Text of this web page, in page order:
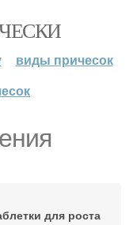
виды причесок
для роста